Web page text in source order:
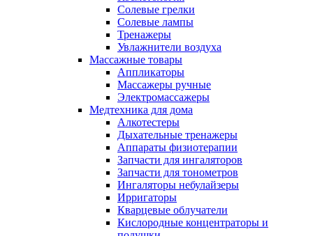
Солевые грелки
Солевые лампы
Тренажеры
Увлажнители воздуха
Массажные товары
Аппликаторы
Массажеры ручные
Электромассажеры
Медтехника для дома
Алкотестеры
Дыхательные тренажеры
Аппараты физиотерапии
Запчасти для ингаляторов
Запчасти для тонометров
Ингаляторы небулайзеры
Ирригаторы
Кварцевые облучатели
Кислородные концентраторы и